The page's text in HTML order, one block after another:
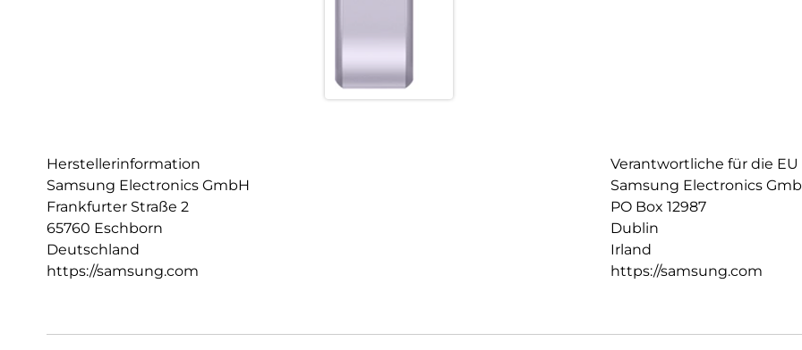
Herstellerinformation
Samsung Electronics GmbH
Frankfurter Straße 2
65760 Eschborn
Deutschland
https://samsung.com
Verantwortliche für die EU
Samsung Electronics
PO Box 12987
Dublin
Irland
https://samsung.com